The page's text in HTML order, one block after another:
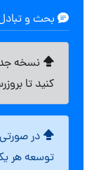
بحث و
نسخه
کنید تا
در
توسعه هر